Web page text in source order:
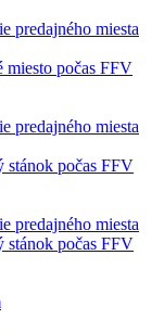
predajného miesta
miesto počas FFV
predajného miesta
stánok počas FFV
predajného miesta
stánok počas FFV